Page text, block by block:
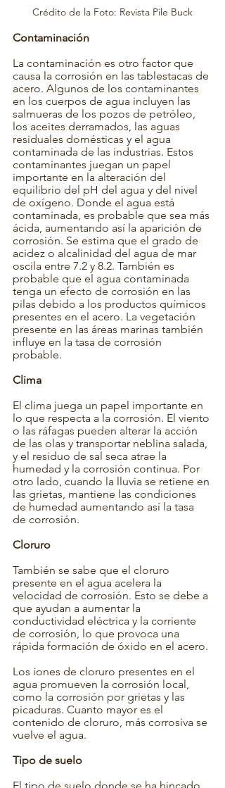
Crédito de la Foto: Revista Pile Buck
Contaminación
La contaminación es otro factor que
causa la corrosión en las tablestacas de
acero. Algunos de los contaminantes
en los cuerpos de agua incluyen las
salmueras de los pozos de petróleo,
los aceites derramados, las aguas
residuales domésticas y el agua
contaminada de las industrias. Estos
contaminantes juegan un papel
importante en la alteración del
equilibrio del pH del agua y del nivel
de oxígeno. Donde el agua está
contaminada, es probable que sea más
ácida, aumentando así la aparición de
corrosión. Se estima que el grado de
acidez o alcalinidad del agua de mar
oscila entre 7.2 y 8.2. También es
probable que el agua contaminada
tenga un efecto de corrosión en las
pilas debido a los productos químicos
presentes en el acero. La vegetación
presente en las áreas marinas también
influye en la tasa de corrosión
probable.
Clima
El clima juega un papel importante en
lo que respecta a la corrosión. El viento
o las ráfagas pueden alterar la acción
de las olas y transportar neblina salada,
y el residuo de sal seca atrae la
humedad y la corrosión continua. Por
otro lado, cuando la lluvia se retiene en
las grietas, mantiene las condiciones
de humedad aumentando así la tasa
de corrosión.
Cloruro
También se sabe que el cloruro
presente en el agua acelera la
velocidad de corrosión. Esto se debe a
que ayudan a aumentar la
conductividad eléctrica y la corriente
de corrosión, lo que provoca una
rápida formación de óxido en el acero.
Los iones de cloruro presentes en el
agua promueven la corrosión local,
como la corrosión por grietas y las
picaduras. Cuanto mayor es el
contenido de cloruro, más corrosiva se
vuelve el agua.
Tipo de suelo
El tipo de suelo donde se ha hincado